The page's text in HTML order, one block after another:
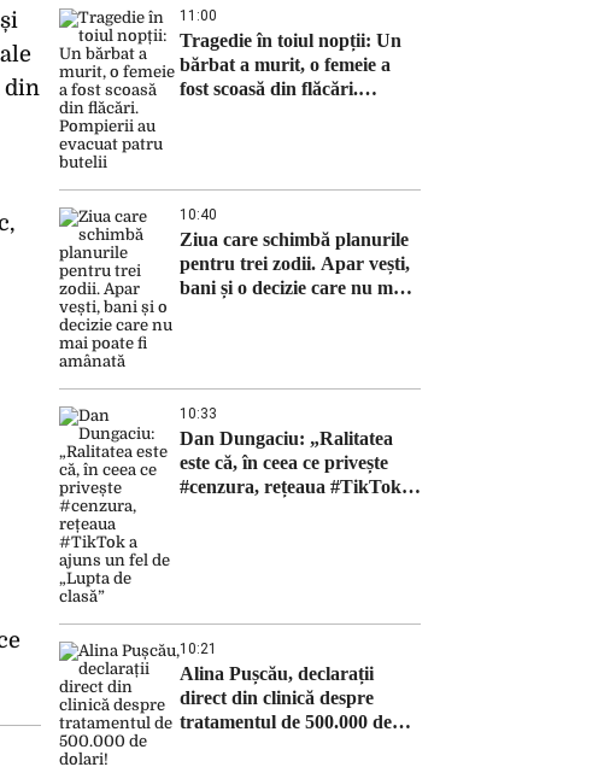
din
11:00
Tragedie în toiul nopții: Un
bărbat a murit, o femeie a
fost scoasă din flăcări.
10:40
Ziua care schimbă planurile
pentru trei zodii. Apar vești,
bani și o decizie care nu mai
10:33
Dan Dungaciu: „Ralitatea
este că, în ceea ce privește
#cenzura, rețeaua #TikTok a
10:21
Alina Pușcău, declarații
direct din clinică despre
tratamentul de 500.000 de